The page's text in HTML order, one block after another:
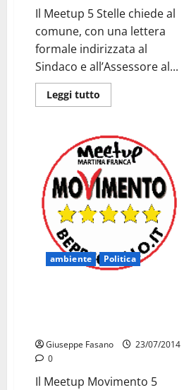
Il Meetup 5 Stelle chiede al
comune, con una lettera
formale indirizzata al
Sindaco e all’Assessore al...
Leggi tutto
ambiente Politica
Giuseppe Fasano
23/07/2014
0
Il Meetup Movimento 5